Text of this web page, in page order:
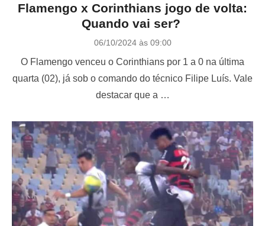
Flamengo x Corinthians jogo de volta:
Quando vai ser?
P
s
e
d
06/10/2024 às 09:00
O Flamengo venceu o Corinthians por 1 a 0 na última
quarta (02), já sob o comando do técnico Filipe Luís. Vale
destacar que a …